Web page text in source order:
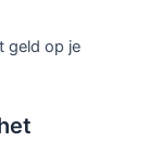
geld op je